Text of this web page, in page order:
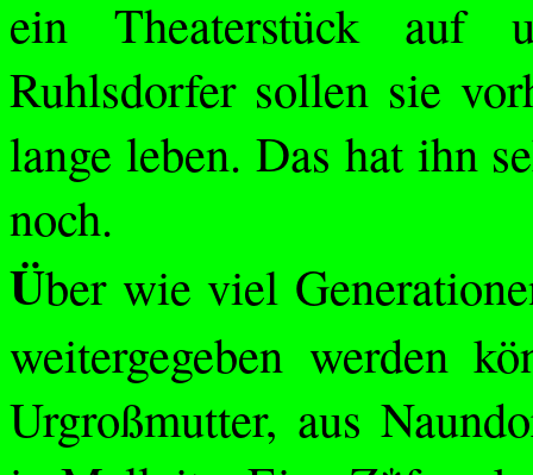
ein Theaterstück auf
Ruhlsdorfersollen sie
lange leben. Das hat ihn
noch.
Über wie viel
weitergegeben werden
Urgroßmutter, aus